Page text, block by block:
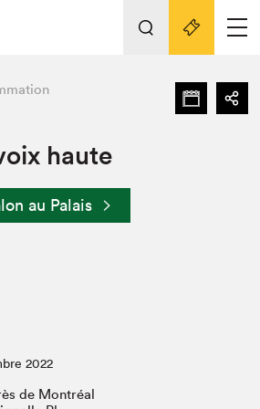
2022
Braindate
Nos activités
2022
haute
au Palais
2022
de Montréal